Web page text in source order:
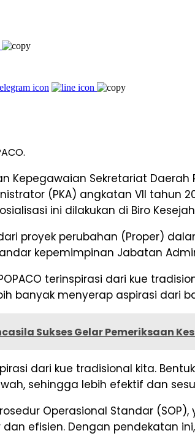
Kepegawaian Sekretariat
(PKA) angkatan VII tahun
ini dilakukan di Biro
dari proyek perubahan (Proper)
kepemimpinan Jabatan
terinspirasi dari kue
banyak menyerap aspirasi dari
Sukses Gelar Pemeriksaan
dari kue tradisional kita.
sehingga lebih efektif dan
Operasional Standar
efisien. Dengan pendekatan